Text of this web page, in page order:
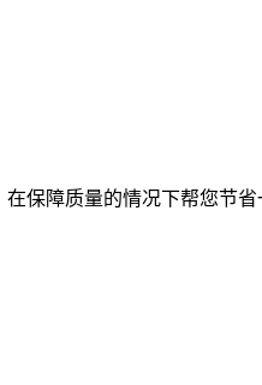
保障质量的情况下帮您节省